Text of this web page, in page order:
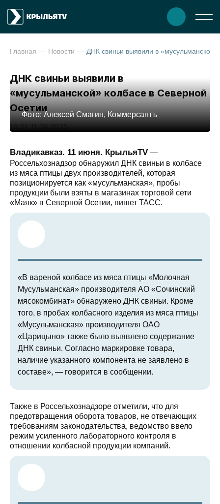
Главная Новости
ДНК свиньи выявили в
«мусульманской» колбасе в Северной
Осетии
16:21 11.06.2025
Фото: Алексей Смагин, Коммерсантъ
Владикавказ. 11 июня. КрыльяTV —
Россельхознадзор обнаружил ДНК свиньи в колбасе
из мяса птицы двух производителей, которая
позиционируется как «мусульманская», пробы
продукции были взяты в магазинах торговой сети
«Маяк» в Северной Осетии, пишет ТАСС.
«В вареной колбасе из мяса птицы «Молочная
Мусульманская» производителя АО «Сочинский
мясокомбинат» обнаружено ДНК свиньи. Кроме
того, в пробах колбасного изделия из мяса птицы
«Мусульманская» производителя ОАО
«Царицыно» также было выявлено содержание
ДНК свиньи. Согласно маркировке товара,
наличие указанного компонента не заявлено в
составе», — говорится в сообщении.
Также в Россельхознадзоре отметили, что для
предотвращения оборота товаров, не отвечающих
требованиям законодательства, ведомство ввело
режим усиленного лабораторного контроля в
отношении колбасной продукции компаний.